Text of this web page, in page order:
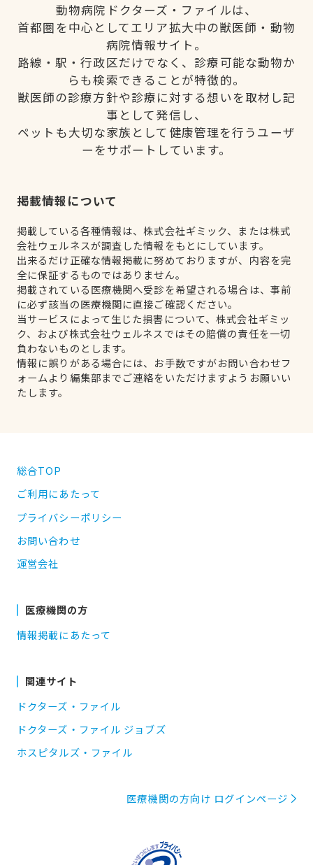
動物病院ドクターズ・ファイルは、
首都圏を中心としてエリア拡大中の獣医師・動物
病院情報サイト。
路線・駅・行政区だけでなく、診療可能な動物か
らも検索できることが特徴的。
獣医師の診療方針や診療に対する想いを取材し記
事として発信し、
ペットも大切な家族として健康管理を行うユーザ
ーをサポートしています。
掲載情報について
掲載している各種情報は、株式会社ギミック、または株式
会社ウェルネスが調査した情報をもとにしています。
出来るだけ正確な情報掲載に努めておりますが、内容を完
全に保証するものではありません。
掲載されている医療機関へ受診を希望される場合は、事前
に必ず該当の医療機関に直接ご確認ください。
当サービスによって生じた損害について、株式会社ギミッ
ク、および株式会社ウェルネスではその賠償の責任を一切
負わないものとします。
情報に誤りがある場合には、お手数ですがお問い合わせフ
ォームより編集部までご連絡をいただけますようお願いい
たします。
総合TOP
ご利用にあたって
プライバシーポリシー
お問い合わせ
運営会社
医療機関の方
情報掲載にあたって
関連サイト
ドクターズ・ファイル
ドクターズ・ファイル ジョブズ
ホスピタルズ・ファイル
医療機関の方向け ログインページ